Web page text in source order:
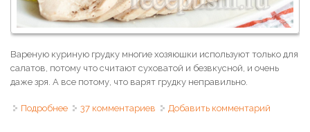
Вареную куриную грудку многие хозяюшки используют только для
салатов, потому что считают суховатой и безвкусной, и очень
даже зря. А все потому, что варят грудку неправильно.
Подробнее о Куриная грудка вареная (как и сколько времени
37 комментариев Добавить комментарий